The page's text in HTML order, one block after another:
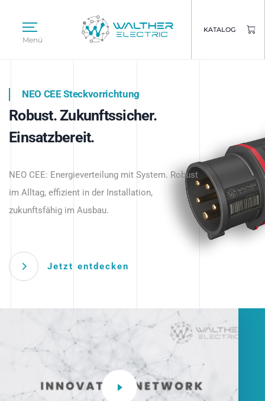
Menü
KATALOG
Intelligente Stromverteilung
beginnt hier.
NEO CEE Steckvorrichtung
Robust. Zukunftssicher.
Einsatzbereit.
NEO CEE: Energieverteilung mit System. Robust
im Alltag, effizient in der Installation,
zukunftsfähig im Ausbau.
Jetzt entdecken
Intelligenz trifft Energie.
Anwendungen – robust, IP-geschützt und
zukunftsfähig.